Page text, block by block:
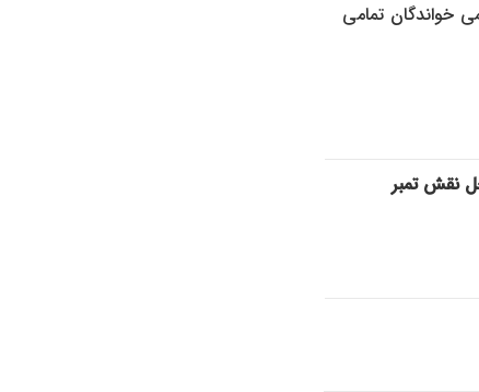
خواندگان تمامی
نقش تمبر